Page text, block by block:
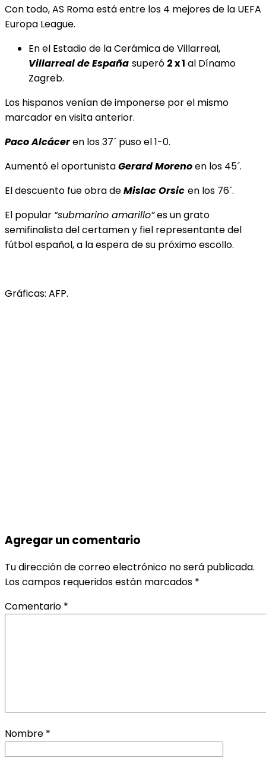
Con todo, AS Roma está entre los 4 mejores de la UEFA
Europa League.
En el Estadio de la Cerámica de Villarreal,
Villarreal de España superó 2 x 1 al Dínamo
Zagreb.
Los hispanos venían de imponerse por el mismo
marcador en visita anterior.
Paco Alcáceren los 37´ puso el 1-0.
Aumentó el oportunistaGerard Morenoen los 45´.
El descuento fue obra deMislac Orsic en los 76´.
El popular “submarino amarillo”es un grato
semifinalista del certamen y fiel representante del
fútbol español, a la espera de su próximo escollo.
Gráficas: AFP.
Agregar un comentario
Tu dirección de correo electrónico no será publicada.
Los campos requeridos están marcados *
Comentario *
Nombre *